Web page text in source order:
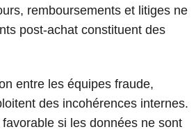
remboursements et litiges ne
post-achat constituent des
entre les équipes fraude,
des incohérences internes.
si les données ne sont